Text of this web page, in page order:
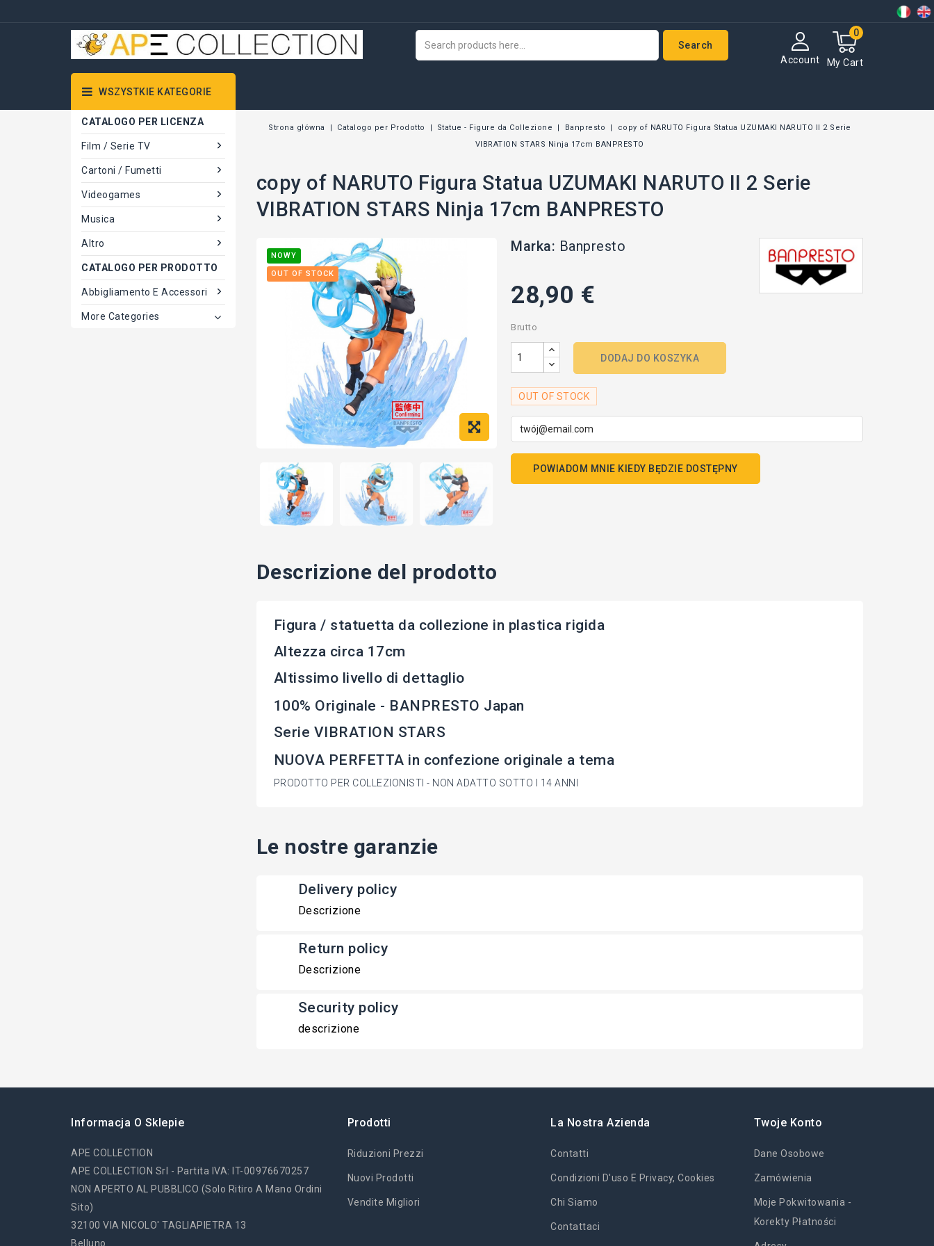
My Cart
0
Account
Search
WSZYSTKIE KATEGORIE
CATALOGO PER LICENZA
Film / Serie TV
Cartoni / Fumetti
Videogames
Musica
Altro
CATALOGO PER PRODOTTO
Abbigliamento E Accessori
More Categories
Strona główna Catalogo per Prodotto Statue - Figure da Collezione Banpresto
copy of NARUTO Figura Statua UZUMAKI NARUTO II 2 Serie
VIBRATION STARS Ninja 17cm BANPRESTO
copy of NARUTO Figura Statua UZUMAKI NARUTO II 2 Serie
VIBRATION STARS Ninja 17cm BANPRESTO
NOWY
OUT OF STOCK
Marka: Banpresto
28,90 €
Brutto
DODAJ DO KOSZYKA
OUT OF STOCK
POWIADOM MNIE KIEDY BĘDZIE DOSTĘPNY
Descrizione del prodotto
Figura / statuetta da collezione in plastica rigida
Altezza circa 17cm
Altissimo livello di dettaglio
100% Originale - BANPRESTO Japan
Serie VIBRATION STARS
NUOVA PERFETTA in confezione originale a tema
PRODOTTO PER COLLEZIONISTI - NON ADATTO SOTTO I 14 ANNI
Le nostre garanzie
Delivery policy
Descrizione
Return policy
Descrizione
Security policy
descrizione
Informacja O Sklepie
APE COLLECTION
APE COLLECTION Srl - Partita IVA: IT-00976670257
NON APERTO AL PUBBLICO (solo Ritiro A Mano Ordini
Sito)
32100 VIA NICOLO' TAGLIAPIETRA 13
Belluno
Prodotti
Riduzioni Prezzi
Nuovi Prodotti
Vendite Migliori
La Nostra Azienda
Contatti
Condizioni D'uso E Privacy, Cookies
Chi Siamo
Contattaci
Twoje Konto
Dane Osobowe
Zamówienia
Moje Pokwitowania -
Korekty Płatności